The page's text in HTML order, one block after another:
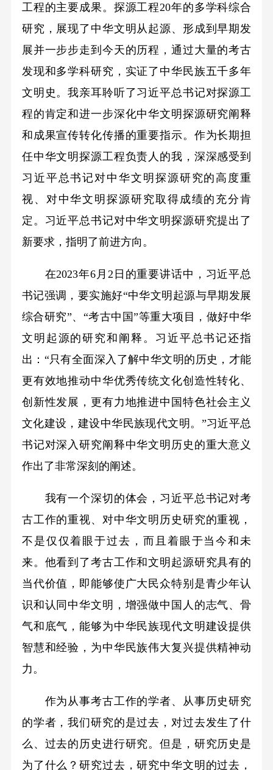
工程的主要成果。探源工程20年的多学科综合
研究，展现了中华文明从起源、形成到早期发
展并一步步走到今天的历程，通过大量的考古
发现和多学科研究，实证了中华民族五千多年
文明史。我亲耳聆听了习近平总书记对探源工
程的肯定和进一步深化中华文明探源研究阐释
和成果宣传转化传播的重要指示。作为长期担
任中华文明探源工程负责人的我，深深感受到
习近平总书记对中华文明探源研究的高度重
视、对中华文明探源研究取得成绩的充分肯
定。习近平总书记对中华文明探源研究提出了
新要求，指明了前进方向。
在2023年6月2日的重要讲话中，习近平总
书记强调，要实施好“中华文明起源与早期发展
综合研究”、“考古中国”等重大项目，做好中华
文明起源的研究和阐释。习近平总书记还指
出：“只有全面深入了解中华文明的历史，才能
更有效地推动中华优秀传统文化创造性转化、
创新性发展，更有力地推进中国特色社会主义
文化建设，建设中华民族现代文明。”习近平总
书记对深入研究阐释中华文明历史的重大意义
作出了非常深刻的阐述。
我有一个深切的体会，习近平总书记对考
古工作的重视、对中华文明历史研究的重视，
不是仅仅着眼于过去，而且着眼于当今和未
来。他看到了考古工作和文明起源研究具有的
当代价值，即能够使广大民众特别是青少年认
识和认同中华文明，增强做中国人的志气、骨
气和底气，能够为中华民族现代文明建设提供
智慧和经验，为中华民族伟大复兴提供精神动
力。
作为从事考古工作的学者、从事历史研究
的学者，我们研究的是过去，对过去发生了什
么、过去的历史进行研究。但是，研究历史是
为了什么？研究过去，研究中华文明的过去，